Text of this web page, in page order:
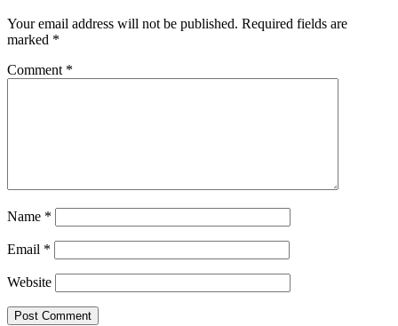
Your email address will not be published. Required fields are
marked *
Comment *
Name *
Email *
Website